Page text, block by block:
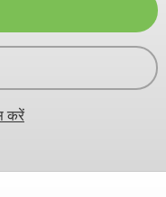
करें